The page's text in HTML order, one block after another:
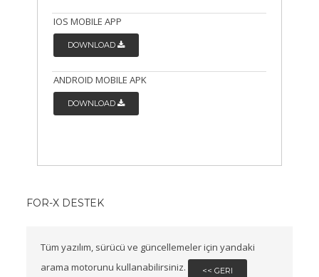
IOS MOBILE APP
DOWNLOAD
ANDROID MOBILE APK
DOWNLOAD
FOR-X DESTEK
Tüm yazılım, sürücü ve güncellemeler için yandaki
arama motorunu kullanabilirsiniz.
<< GERI